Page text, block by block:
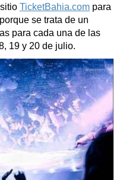
TicketBahia.com para
se trata de un
para cada una de las
19 y 20 de julio.